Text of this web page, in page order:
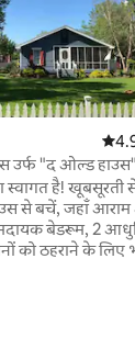
औसत
उर्फ "द ओल्ड हाउस"
से बहाल
से बचें, जहाँ
बेडरूम, 2
को ठहराने के लिए